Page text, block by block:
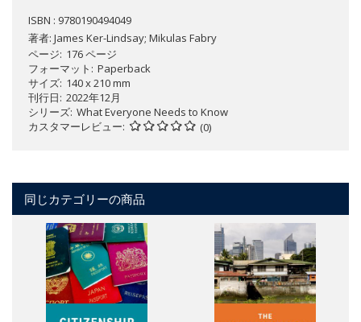
ISBN : 9780190494049
著者: James Ker-Lindsay; Mikulas Fabry
ページ 176 ページ
フォーマット
Paperback
サイズ 140 x 210 mm
刊行日 2022年12月
シリーズ What Everyone Needs to Know
カスタマーレビュー
(0)
同じカテゴリーの商品